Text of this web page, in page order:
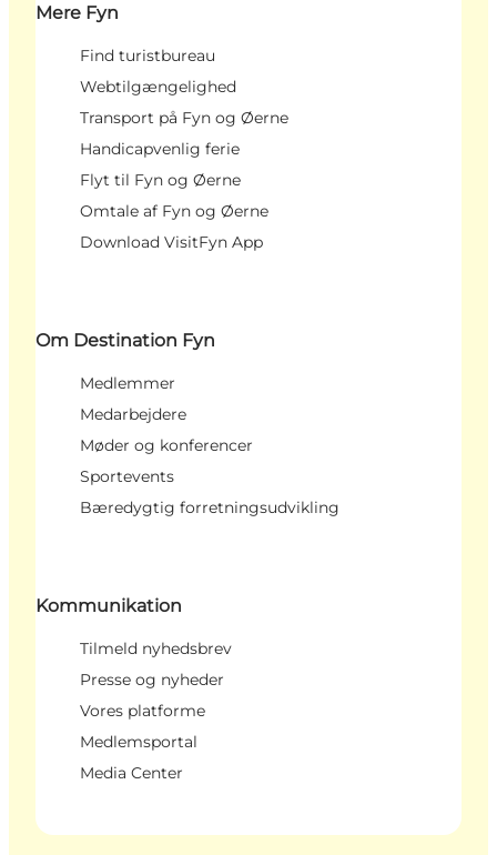
Mere Fyn
Find turistbureau
Webtilgængelighed
Transport på Fyn og Øerne
Handicapvenlig ferie
Flyt til Fyn og Øerne
Omtale af Fyn og Øerne
Download VisitFyn App
Om Destination Fyn
Medlemmer
Medarbejdere
Møder og konferencer
Sportevents
Bæredygtig forretningsudvikling
Kommunikation
Tilmeld nyhedsbrev
Presse og nyheder
Vores platforme
Medlemsportal
Media Center